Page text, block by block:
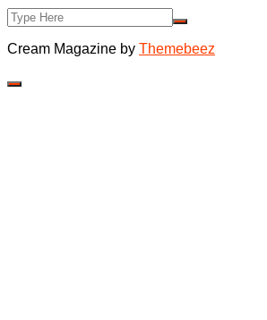
Cream Magazine by Themebeez